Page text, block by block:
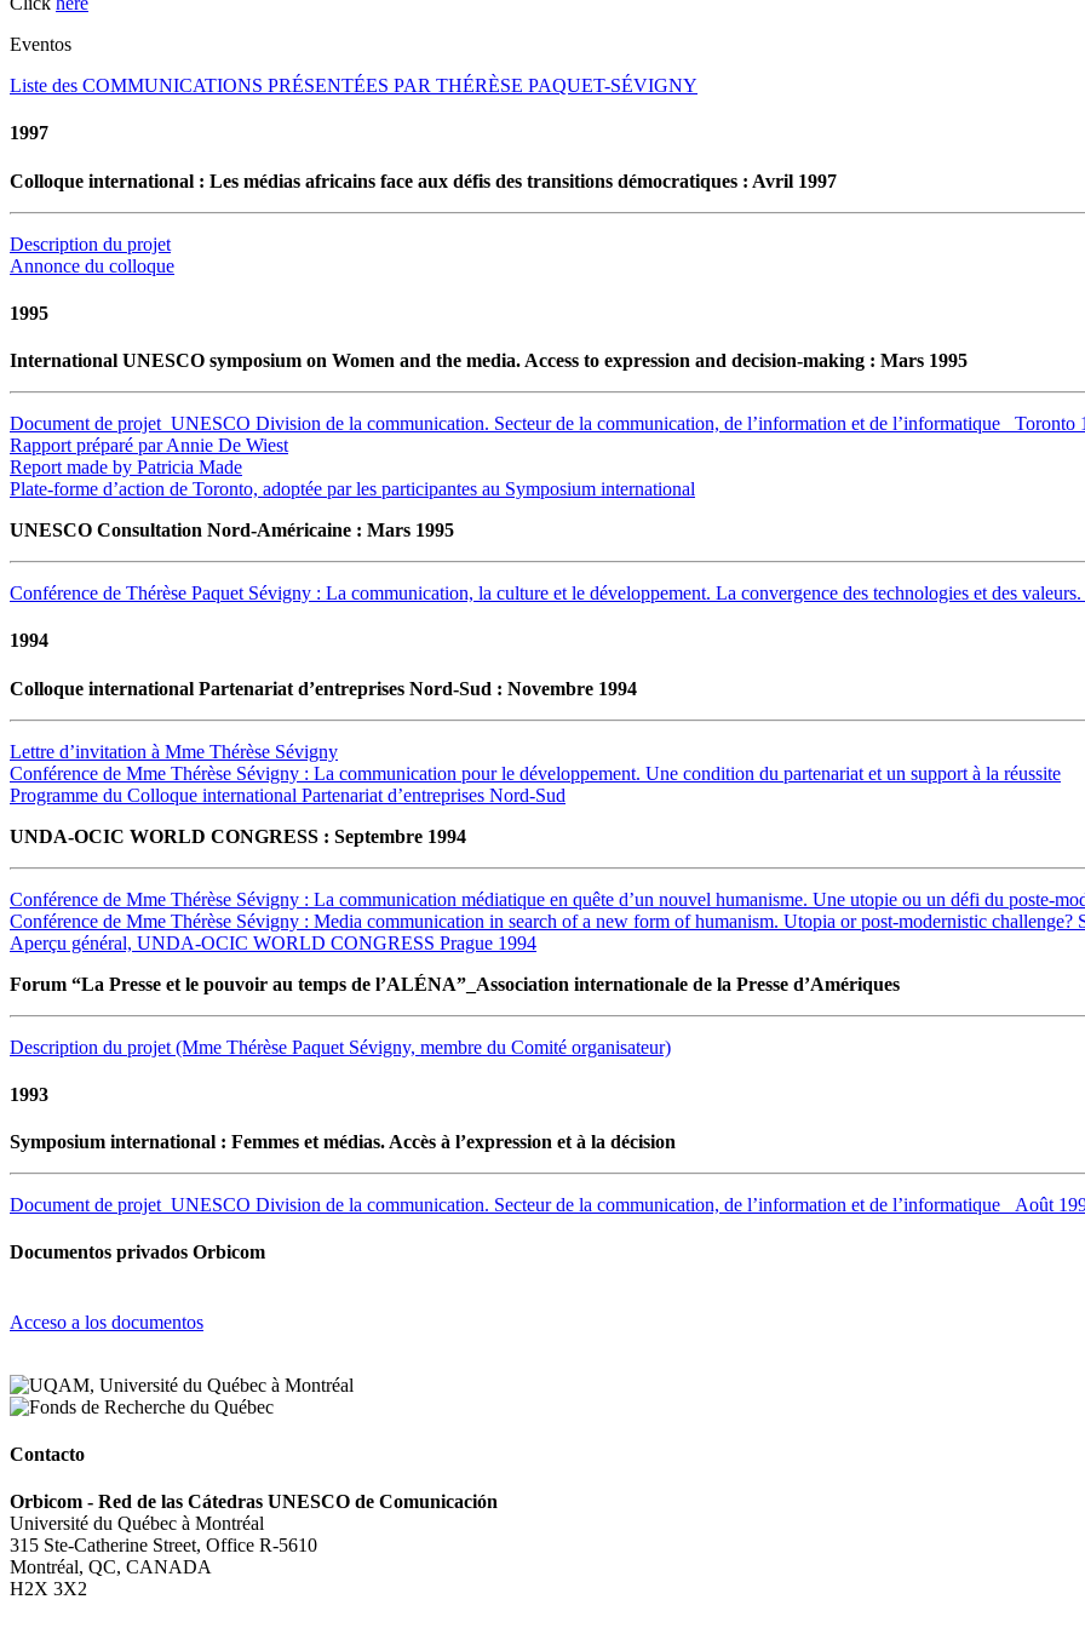
Eventos
Liste des COMMUNICATIONS PRÉSENTÉES PAR THÉRÈSE PAQUET-SÉVIGNY
1997
Colloque international : Les médias africains face aux défis des transitions démocratiques : Avril 1997
Description du projet
Annonce du colloque
1995
International UNESCO symposium on Women and the media. Access to expression and decision-making : Mars 1995
Document de projet_UNESCO Division de la communication. Secteur de la communication, de l’information et de l’informatique _Toronto
Rapport préparé par Annie De Wiest
Report made by Patricia Made
Plate-forme d’action de Toronto, adoptée par les participantes au Symposium international
UNESCO Consultation Nord-Américaine : Mars 1995
Conférence de Thérèse Paquet Sévigny : La communication, la culture et le développement. La convergence des technologies et des
1994
Colloque international Partenariat d’entreprises Nord-Sud : Novembre 1994
Lettre d’invitation à Mme Thérèse Sévigny
Conférence de Mme Thérèse Sévigny : La communication pour le développement. Une condition du partenariat et un support à la réussite
Programme du Colloque international Partenariat d’entreprises Nord-Sud
UNDA-OCIC WORLD CONGRESS : Septembre 1994
Conférence de Mme Thérèse Sévigny : La communication médiatique en quête d’un nouvel humanisme. Une utopie ou un défi du poste-
Conférence de Mme Thérèse Sévigny : Media communication in search of a new form of humanism. Utopia or post-modernistic challenge?
Aperçu général, UNDA-OCIC WORLD CONGRESS Prague 1994
Forum “La Presse et le pouvoir au temps de l’ALÉNA”_Association internationale de la Presse d’Amériques
Description du projet (Mme Thérèse Paquet Sévigny, membre du Comité organisateur)
1993
Symposium international : Femmes et médias. Accès à l’expression et à la décision
Document de projet_UNESCO Division de la communication. Secteur de la communication, de l’information et de l’informatique _Août
Documentos privados Orbicom
Acceso a los documentos
Contacto
Orbicom - Red de las Cátedras UNESCO de Comunicación
Université du Québec à Montréal
315 Ste-Catherine Street, Office R-5610
Montréal, QC, CANADA
H2X 3X2